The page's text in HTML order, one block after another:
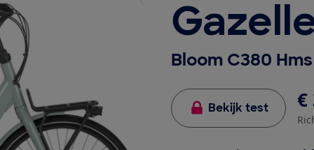
Bloom C380
Bekijk test €